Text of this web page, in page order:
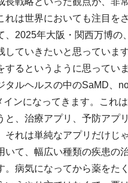
れは世界においても注目を
、2025年大阪・関西万博の
していきたいと思っていま
するというように思ってい
タルヘルスの中のSaMD、
インになってきます。これ
と、治療アプリ、予防アプ
それは単純なアプリだけじ
いて、幅広い種類の疾患の
。病気になってから薬をた